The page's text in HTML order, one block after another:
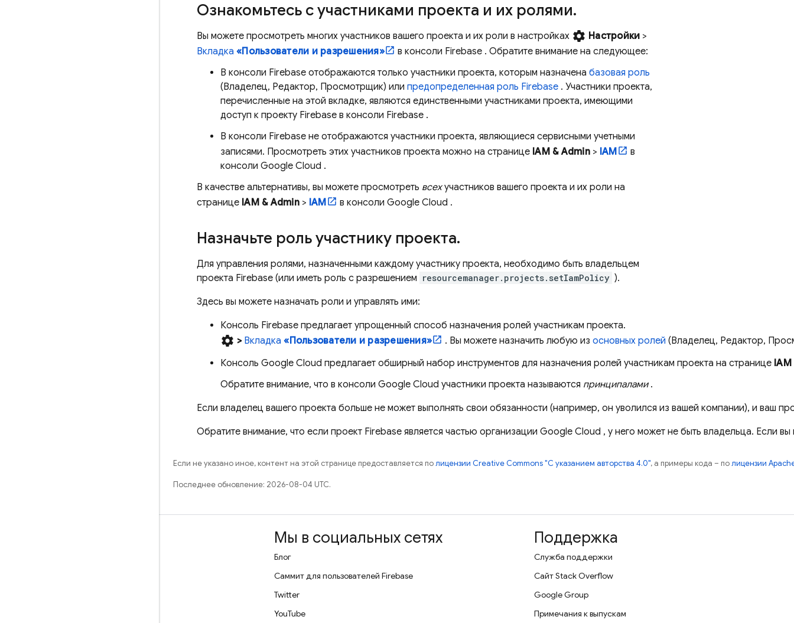
Ознакомьтесь с участниками проекта и их ролями.
Вы можете просмотреть многих участников вашего проекта и их роли в настройках settings Настройки >
Вкладка «Пользователи и разрешения» в консоли Firebase. Обратите внимание на следующее:
В консоли Firebase отображаются только участники проекта, которым назначена базовая роль
(Владелец, Редактор, Просмотрщик) или предопределенная роль Firebase . Участники проекта,
перечисленные на этой вкладке, являются единственными участниками проекта, имеющими
доступ к проекту Firebase в консоли Firebase .
В консоли Firebase не отображаются участники проекта, являющиеся сервисными учетными
записями. Просмотреть этих участников проекта можно на странице IAM & Admin> IAM
в
консоли Google Cloud .
В качестве альтернативы, вы можете просмотреть всехучастников вашего проекта и их роли на
странице IAM & Admin> IAM в консоли Google Cloud .
Назначьте роль участнику проекта.
Для управления ролями, назначенными каждому участнику проекта, необходимо быть владельцем
проекта Firebase (или иметь роль с разрешением resourcemanager.projects.setIamPolicy ).
Здесь вы можете назначать роли и управлять ими:
Консоль Firebase предлагает упрощенный способ назначения ролей участникам проекта.
settings > Вкладка«Пользователи и разрешения» . Вы можете назначить любую из основных ролей (Владелец, Редактор,
Консоль Google Cloud предлагает обширный набор инструментов для назначения ролей участникам проекта на странице
Обратите внимание, что в консоли Google Cloud участники проекта называются принципалами.
Если владелец вашего проекта больше не может выполнять свои обязанности (например, он уволился из вашей компании), и ваш
Обратите внимание, что если проект Firebase является частью организации Google Cloud , у него может не быть владельца. Если
Если не указано иное, контент на этой странице предоставляется полицензии Creative Commons "С указанием авторства 4.0", а примеры кода – полицензии
Последнее обновление: 2026-08-04 UTC.
Мы в социальных сетях
Блог
Саммит для пользователей Firebase
Twitter
YouTube
Поддержка
Служба поддержки
Сайт Stack Overflow
Google Group
Примечания к выпускам